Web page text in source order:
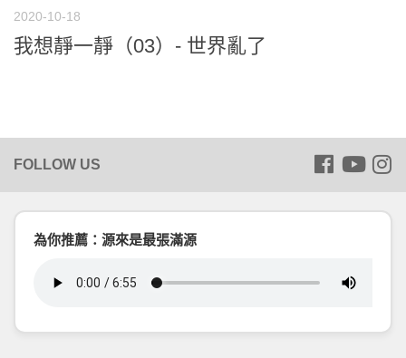
2020-10-18
我想靜一靜（03）- 世界亂了
為你推薦：源來是最張滿源